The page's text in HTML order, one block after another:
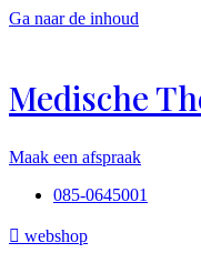
Ga naar de inhoud
Medische
Maak een afspraak
085-0645001
webshop